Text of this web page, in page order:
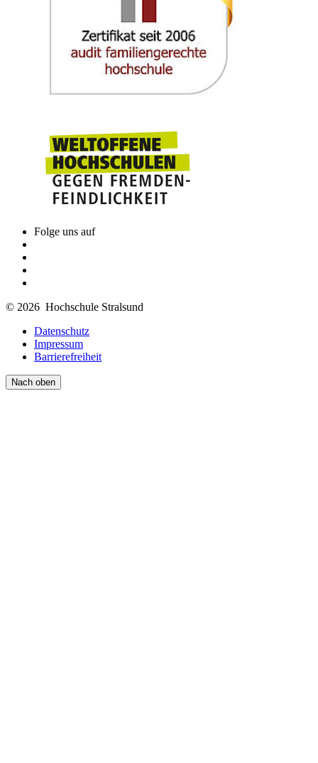
Folge uns auf
© 2026 Hochschule Stralsund
Datenschutz
Impressum
Barrierefreiheit
Nach oben